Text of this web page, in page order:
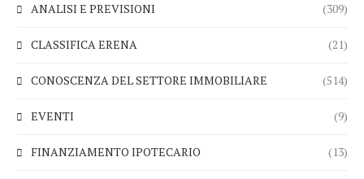
ANALISI E PREVISIONI (309)
CLASSIFICA ERENA (21)
CONOSCENZA DEL SETTORE IMMOBILIARE (514)
EVENTI (9)
FINANZIAMENTO IPOTECARIO (13)